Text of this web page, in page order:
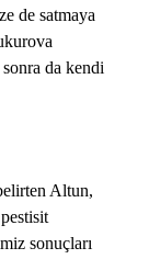
de satmaya
da kendi
Altun,
sonuçları